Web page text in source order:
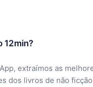
12min?
extraímos as
dos livros de não